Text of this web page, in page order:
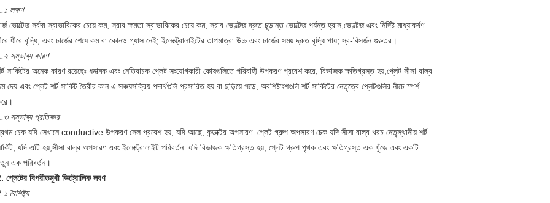
লক্ষণ
ভোল্টেজ সর্বদা স্বাভাবিকের চেয়ে কম; স্রাব ক্ষমতা স্বাভাবিকের চেয়ে কম; স্রাব ভোল্টেজ দ্রুত চূড়ান্ত ভোল্টেজ পর্যন্ত হ্রাস;ভোল্টেজ এবং নির্দিষ্ট মাধ্যাকর্ষণ
ধীরে বৃদ্ধি, এবং চার্জের শেষে কম বা কোনও গ্যাস নেই; ইলেক্ট্রোলাইটের তাপমাত্রা উচ্চ এবং চার্জের সময় দ্রুত বৃদ্ধি পায়; স্ব-বিসর্জন গুরুতর।
সম্ভাব্য কারণ
সার্কিটের অনেক কারণ রয়েছেঃ ধনাত্মক এবং নেতিবাচক প্লেট সংযোগকারী কোষগুলিতে পরিবাহী উপকরণ প্রবেশ করে; বিভাজক ক্ষতিগ্রস্ত হয়;প্লেট সীসা বাল্ব
দেয় এবং প্লেট শর্ট সার্কিট তৈরীর কান এ সঞ্চয়সক্রিয় পদার্থগুলি প্রসারিত হয় বা ছড়িয়ে পড়ে, অবশিষ্টাংশগুলি শর্ট সার্কিটের নেতৃত্বে প্লেটগুলির নীচে স্পর্শ
সম্ভাব্য প্রতিকার
চেক যদি সেখানে conductive উপকরণ সেল প্রবেশ হয়, যদি আছে, কন্ডাক্টর অপসারণ. প্লেট গ্রুপ অপসারণ চেক যদি সীসা বাল্ব খরচ নেতৃস্থানীয় শর্ট
যদি এটি হয়,সীসা বাল্ব অপসারণ এবং ইলেক্ট্রোলাইট পরিবর্তন. যদি বিভাজক ক্ষতিগ্রস্ত হয়, প্লেট গ্রুপ পৃথক এবং ক্ষতিগ্রস্ত এক খুঁজে এবং একটি
এক পরিবর্তন।
প্লেটের বিপরীতমুখী ভিট্রোলিক লবণ
বৈশিষ্ট্য